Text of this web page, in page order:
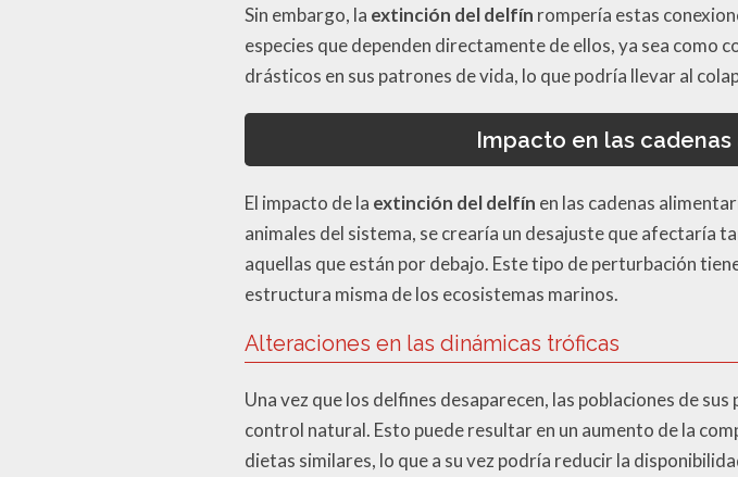
Sin embargo, la extinción del delfín rompería estas
especies que dependen directamente de ellos, ya sea
drásticos en sus patrones de vida, lo que podría llevar al
Impacto en las
El impacto de la extinción del delfín en las cadenas
animales del sistema, se crearía un desajuste que afectaría
aquellas que están por debajo. Este tipo de perturbación
estructura misma de los ecosistemas marinos.
Alteraciones en las dinámicas tróficas
Una vez que los delfines desaparecen, las poblaciones de
control natural. Esto puede resultar en un aumento de la
dietas similares, lo que a su vez podría reducir la